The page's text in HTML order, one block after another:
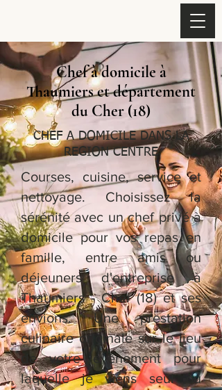
Chef à domicile à
Thaumiers et département
du Cher (18)
CHEF A DOMICILE DANS LA
REGION CENTRE
Courses, cuisine, service et
nettoyage. Choisissez la
sérénité avec un chef privé à
domicile pour vos repas en
famille, entre amis ou
déjeuners d'entreprise à
Thaumiers - Cher (18) et ses
envions. Une prestation
culinaire originale sur le lieu
de votre évènement pour
laquelle je viens seul ou